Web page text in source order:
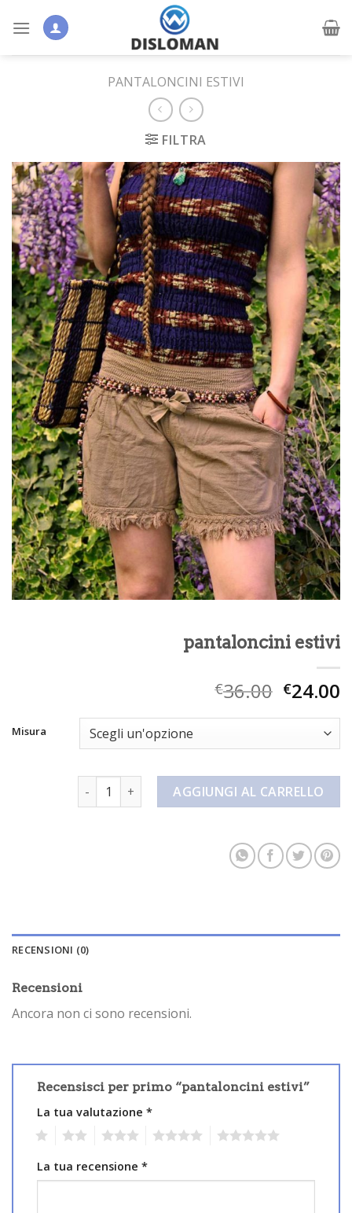
PANTALONCINI ESTIVI
FILTRA
pantaloncini estivi
€36.00 €24.00
Misura
pantaloncini estivi quantitàAGGIUNGI AL CARRELLO
RECENSIONI (0)
Recensioni
Ancora non ci sono recensioni.
Recensisci per primo “pantaloncini estivi”
La tua valutazione *
La tua recensione *